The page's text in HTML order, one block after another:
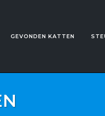
GEVONDEN KATTEN